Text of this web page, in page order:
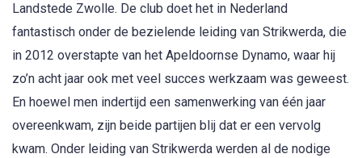
Landstede Zwolle. De club doet het in Nederland
fantastisch onder de bezielende leiding van Strikwerda, die
in 2012 overstapte van het Apeldoornse Dynamo, waar hij
zo’n acht jaar ook met veel succes werkzaam was geweest.
En hoewel men indertijd een samenwerking van één jaar
overeenkwam, zijn beide partijen blij dat er een vervolg
kwam. Onder leiding van Strikwerda werden al de nodige